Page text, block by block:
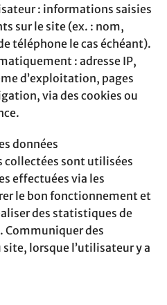
: informations saisies
sur le site (ex. : nom,
téléphone le cas échéant).
: adresse IP,
d’exploitation, pages
via des cookies ou
données
collectées sont utilisées
effectuées via les
le bon fonctionnement et
des statistiques de
des
lorsque l’utilisateur y a